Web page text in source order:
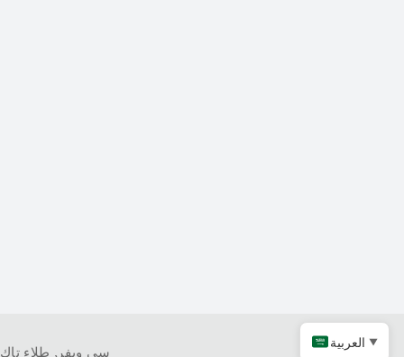
سي ويفر, طلاء
العربية ▼